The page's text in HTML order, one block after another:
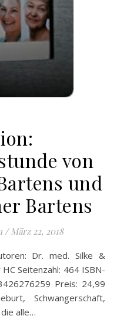
von
und
Bartens
/ März 22, 2018
Seitenzahl: 464 ISBN-
Preis: 24,99
Schwangerschaft,
alle…